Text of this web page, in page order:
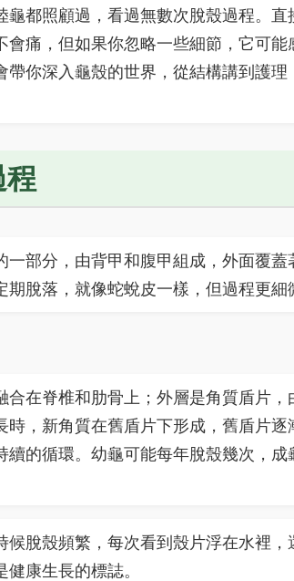
龜都照顧過，看過無數次脫殼過程。直
痛，但如果你忽略一些細節，它可能
帶你深入龜殼的世界，從結構講到護理
程
部分，由背甲和腹甲組成，外面覆蓋
脫落，就像蛇蛻皮一樣，但過程更細
在脊椎和肋骨上；外層是角質盾片，
時，新角質在舊盾片下形成，舊盾片逐
續的循環。幼龜可能每年脫殼幾次，成
脫殼頻繁，每次看到殼片浮在水裡，
康生長的標誌。